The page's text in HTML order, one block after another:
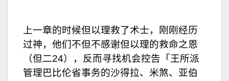
上一章的时候但以理救了术士，刚刚经历
过神，他们不但不感谢但以理的救命之恩
（但二24），反而寻找机会控告「王所派
管理巴比伦省事务的沙得拉、米煞、亚伯